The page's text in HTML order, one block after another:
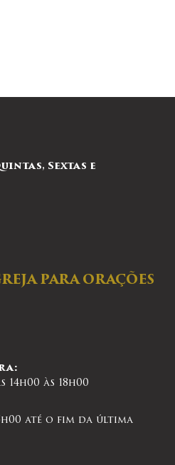
Sextas e
PARA ORAÇÕES
14h00 às 18h00
até o fim da última